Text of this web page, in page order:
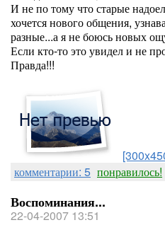
И не по тому что старые
хочется нового общения,
разные...а я не боюсь новых
Если кто-то это увидел и не
Правда!!!
комментарии: 5 понравилось!
Воспоминания...
22-04-2007 13:51